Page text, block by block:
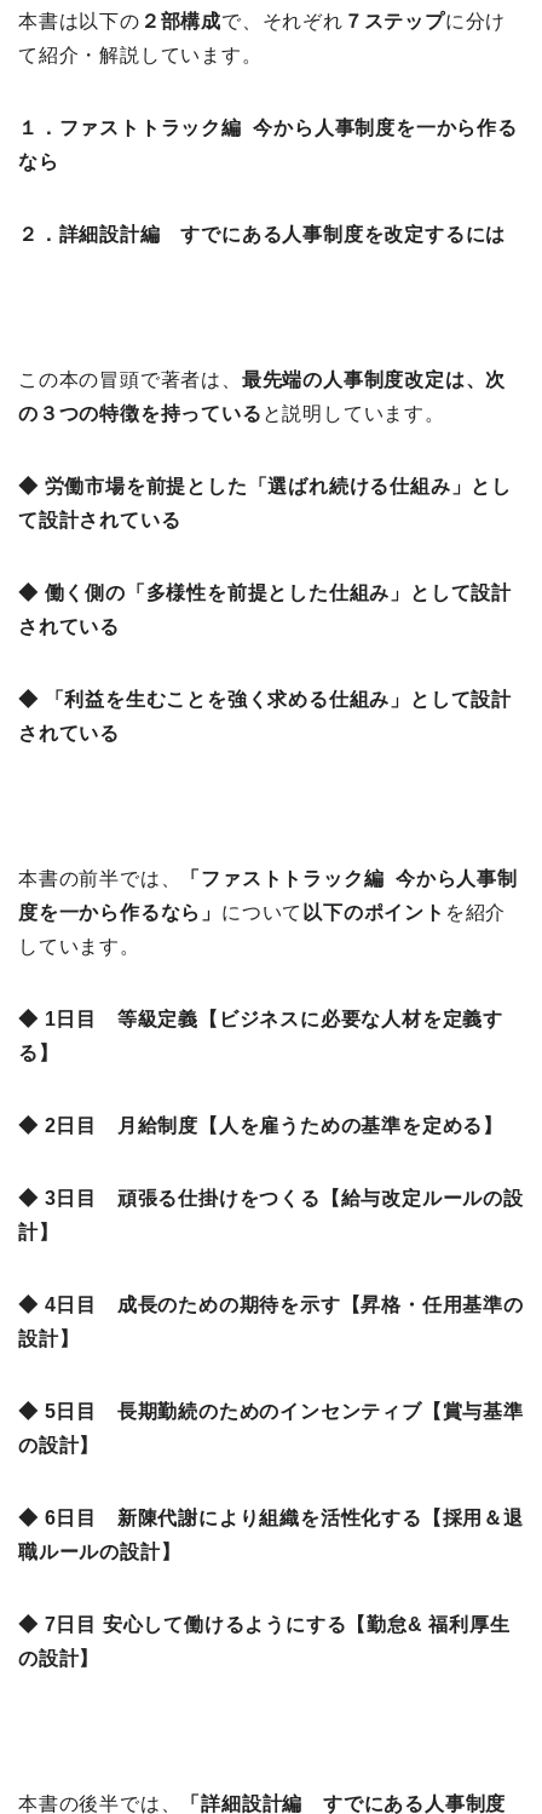
本書は以下の ２部構成で、それぞれ ７ステップに分け
て紹介・解説しています。
１．ファストトラック編 今から人事制度を一から作る
なら
２．詳細設計編 すでにある人事制度を改定するには
この本の冒頭で著者は、 最先端の人事制度改定は、次
の３つの特徴を持っている と説明しています。
◆ 労働市場を前提とした「選ばれ続ける仕組み」とし
て設計されている
◆ 働く側の「多様性を前提とした仕組み」として設計
されている
◆ 「利益を生むことを強く求める仕組み」として設計
されている
本書の前半では、
「ファストトラック編 今から人事制
度を一から作るなら 」 について 以下のポイント を紹介
しています。
◆ 1日目 等級定義【ビジネスに必要な人材を定義す
る】
◆ 2日目 月給制度【人を雇うための基準を定める】
◆ 3日目 頑張る仕掛けをつくる【給与改定ルールの設
計】
◆ 4日目 成長のための期待を示す【昇格・任用基準の
設計】
◆ 5日目 長期勤続のためのインセンティブ【賞与基準
の設計】
◆ 6日目 新陳代謝により組織を活性化する【採用＆退
職ルールの設計】
◆ 7日目 安心して働けるようにする【勤怠& 福利厚生
の設計】
本書の後半では、 「詳細設計編 すでにある人事制度